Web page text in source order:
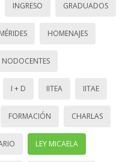
INGRESO GRADUADOS
HOMENAJES
NODOCENTES
I + D IITEA IITAE
FORMACIÓN CHARLAS
LEY MICAELA